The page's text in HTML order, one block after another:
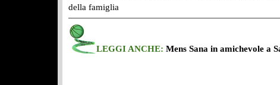
della famiglia
LEGGI ANCHE: Mens Sana in amichevole a